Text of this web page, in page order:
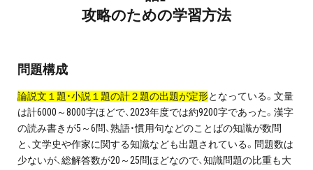
よくある質問
インフォメーション
会社概要
攻略のための学習方法
問題構成
論説文１題・小説１題の計２題の出題が定形となっている。文量
は計6000～8000字ほどで、2023年度では約9200字であった。漢字
の読み書きが5～6問、熟語・慣用句などのことばの知識が数問
と、文学史や作家に関する知識なども出題されている。問題数は
少ないが、総解答数が20～25問ほどなので、知識問題の比重も大